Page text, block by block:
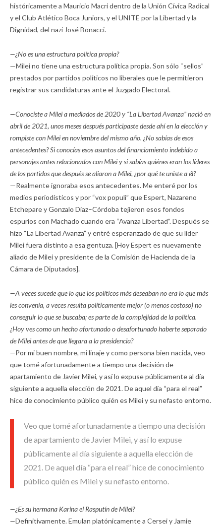
históricamente a Mauricio Macri dentro de la Unión Cívica Radical
y el Club Atlético Boca Juniors, y el UNITE por la Libertad y la
Dignidad, del nazi José Bonacci.
—¿No es una estructura política propia?
—Milei no tiene una estructura política propia. Son sólo “sellos”
prestados por partidos políticos no liberales que le permitieron
registrar sus candidaturas ante el Juzgado Electoral.
—Conociste a Milei a mediados de 2020 y “La Libertad Avanza” nació en
abril de 2021, unos meses después participaste desde ahí en la elección y
rompiste con Milei en noviembre del mismo año. ¿No sabías de esos
antecedentes? Si conocías esos asuntos del financiamiento indebido a
personajes antes relacionados con Milei y si sabías quiénes eran los líderes
de los partidos que después se aliaron a Milei, ¿por qué te uniste a él?
—Realmente ignoraba esos antecedentes. Me enteré por los
medios periodísticos y por “vox populi” que Espert, Nazareno
Etchepare y Gonzalo Díaz–Córdoba tejieron esos fondos
espurios con Machado cuando era “Avanza Libertad”. Después se
hizo “La Libertad Avanza” y entré esperanzado de que su líder
Milei fuera distinto a esa gentuza. [Hoy Espert es nuevamente
aliado de Milei y presidente de la Comisión de Hacienda de la
Cámara de Diputados].
—A veces sucede que lo que los políticos más deseaban no era lo que más
les convenía, a veces resulta políticamente mejor (o menos costoso) no
conseguir lo que se buscaba; es parte de la complejidad de la política.
¿Hoy ves como un hecho afortunado o desafortunado haberte separado
de Milei antes de que llegara a la presidencia?
—Por mi buen nombre, mi linaje y como persona bien nacida, veo
que tomé afortunadamente a tiempo una decisión de
apartamiento de Javier Milei, y así lo expuse públicamente al día
siguiente a aquella elección de 2021. De aquel día “para el real”
hice de conocimiento público quién es Milei y su nefasto entorno.
Veo que tomé afortunadamente a tiempo una decisión
de apartamiento de Javier Milei, y así lo expuse
públicamente al día siguiente a aquella elección de
2021. De aquel día “para el real” hice de conocimiento
público quién es Milei y su nefasto entorno.
—¿Es su hermana Karina el Rasputín de Milei?
—Definitivamente. Emulan platónicamente a Cersei y Jamie